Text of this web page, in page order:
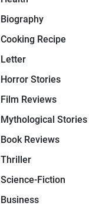
Biography
Cooking Recipe
Letter
Horror Stories
Film Reviews
Mythological Stories
Book Reviews
Thriller
Science-Fiction
Business